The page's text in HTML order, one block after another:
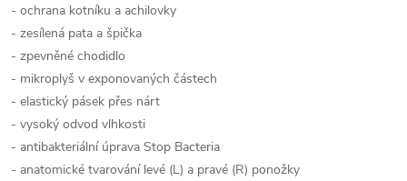
- ochrana kotníku a achilovky
- zesílená pata a špička
- zpevněné chodidlo
- mikroplyš v exponovaných částech
- elastický pásek přes nárt
- vysoký odvod vlhkosti
- antibakteriální úprava Stop Bacteria
- anatomické tvarování levé (L) a pravé (R) ponožky